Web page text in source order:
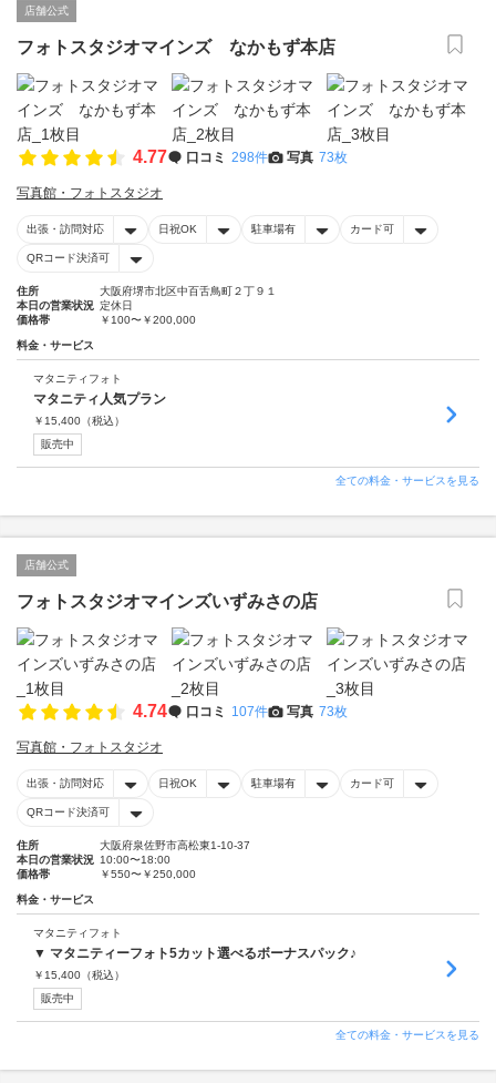
店舗公式
フォトスタジオマインズ なかもず本店
4.77 口コミ 298件 写真 73枚
写真館・フォトスタジオ
出張・訪問対応 日祝OK 駐車場有 カード可
QRコード決済可
住所
大阪府堺市北区中百舌鳥町２丁９１
本日の営業状況 定休日
価格帯
￥100〜￥200,000
料金・サービス
マタニティフォト
マタニティ人気プラン
￥ 15,400 （税込）
販売中
全ての料金・サービスを見る
店舗公式
フォトスタジオマインズいずみさの店
4.74 口コミ 107件 写真 73枚
写真館・フォトスタジオ
出張・訪問対応 日祝OK 駐車場有 カード可
QRコード決済可
住所
大阪府泉佐野市高松東1-10-37
本日の営業状況 10:00〜18:00
価格帯
￥550〜￥250,000
料金・サービス
マタニティフォト
▼ マタニティーフォト5カット選べるボーナスパック♪
￥ 15,400 （税込）
販売中
全ての料金・サービスを見る